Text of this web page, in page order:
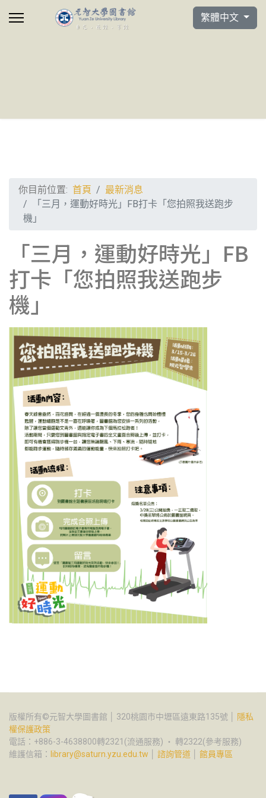
選擇你的語言
繁體中文
你目前位置: 首頁
最新消息
「三月，運動好時光」FB打卡「您拍照我送跑步
機」
「三月，運動好時光」FB
打卡「您拍照我送跑步
機」
版權所有©元智大學圖書館 │ 320桃園市中壢區遠東路135號 │
隱私
權保護政策
電話：+886-3-4638800轉2321(流通服務) ‧ 轉2322(參考服務)
維護信箱： library@saturn.yzu.edu.tw 諮詢管道 館員專區